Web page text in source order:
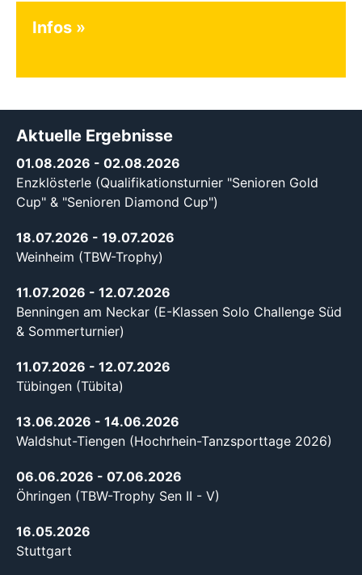
Infos
Aktuelle Ergebnisse
01.08.2026 - 02.08.2026
Enzklösterle (Qualifikationsturnier "Senioren Gold
Cup" & "Senioren Diamond Cup")
18.07.2026 - 19.07.2026
Weinheim (TBW-Trophy)
11.07.2026 - 12.07.2026
Benningen am Neckar (E-Klassen Solo Challenge Süd
& Sommerturnier)
11.07.2026 - 12.07.2026
Tübingen (Tübita)
13.06.2026 - 14.06.2026
Waldshut-Tiengen (Hochrhein-Tanzsporttage 2026)
06.06.2026 - 07.06.2026
Öhringen (TBW-Trophy Sen II - V)
16.05.2026
Stuttgart